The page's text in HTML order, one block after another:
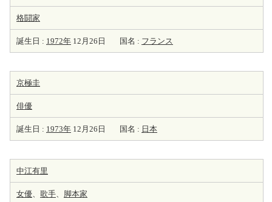
格闘家
誕生日 : 1972年 12月26日 国名 : フランス
京極圭
俳優
誕生日 : 1973年 12月26日 国名 : 日本
中江有里
女優、 歌手、 脚本家